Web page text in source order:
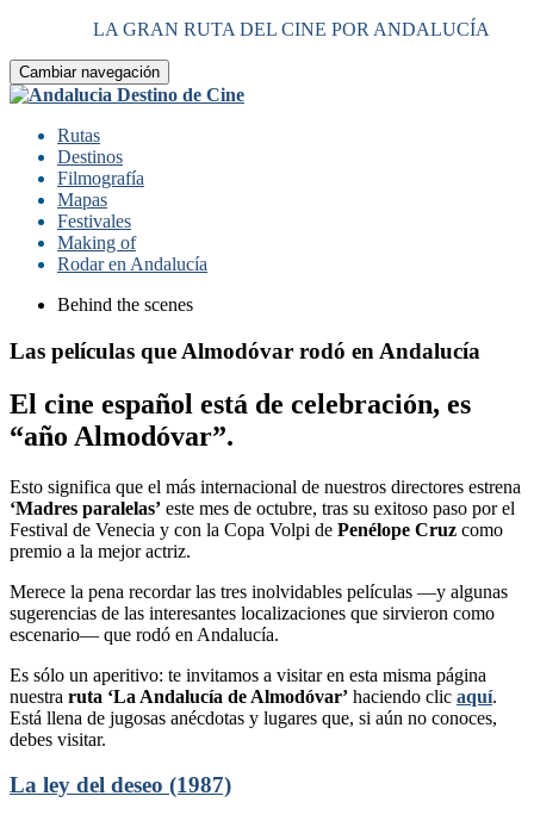
LA GRAN RUTA DEL CINE POR ANDALUCÍA
Cambiar navegación
Rutas
Destinos
Filmografía
Mapas
Festivales
Making of
Rodar en Andalucía
Behind the scenes
Las películas que Almodóvar rodó en Andalucía
El cine español está de celebración, es
“año Almodóvar”.
Esto significa que el más internacional de nuestros directores estrena
‘Madres paralelas’ este mes de octubre, tras su exitoso paso por el
Festival de Venecia y con la Copa Volpi de Penélope Cruz como
premio a la mejor actriz.
Merece la pena recordar las tres inolvidables películas —y algunas
sugerencias de las interesantes localizaciones que sirvieron como
escenario— que rodó en Andalucía.
Es sólo un aperitivo: te invitamos a visitar en esta misma página
nuestra ruta ‘La Andalucía de Almodóvar’ haciendo clic aquí.
Está llena de jugosas anécdotas y lugares que, si aún no conoces,
debes visitar.
La ley del deseo (1987)